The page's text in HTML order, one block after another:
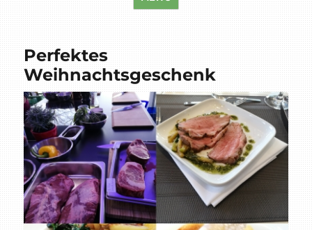
Perfektes
Weihnachtsgeschenk